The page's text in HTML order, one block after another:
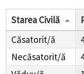
În ceea ce privește
Buești, Județul
căsătorite (47.93% ),
(3.00%),144 de